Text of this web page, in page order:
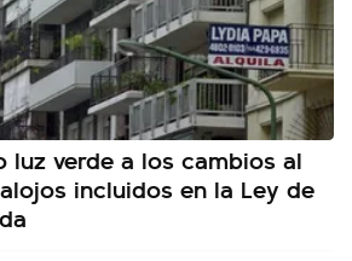
luz verde a los cambios al
incluidos en la Ley de